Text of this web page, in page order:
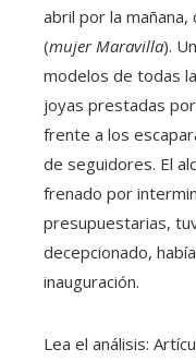
abril por la mañana,
(mujer Maravilla).
modelos de todas
joyas prestadas
frente a los
de seguidores. El
frenado por
presupuestarias,
decepcionado,
inauguración.
Lea el análisis: